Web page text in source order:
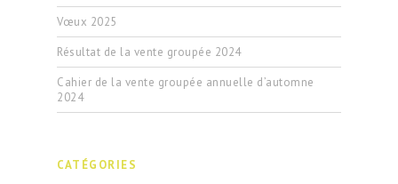
Vœux 2025
Résultat de la vente groupée 2024
Cahier de la vente groupée annuelle d’automne
2024
CATÉGORIES